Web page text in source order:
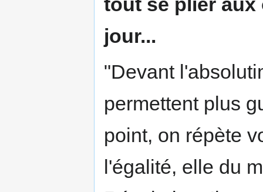
jour...
"Devant
permettent plus
point, on répète
l'égalité, elle du